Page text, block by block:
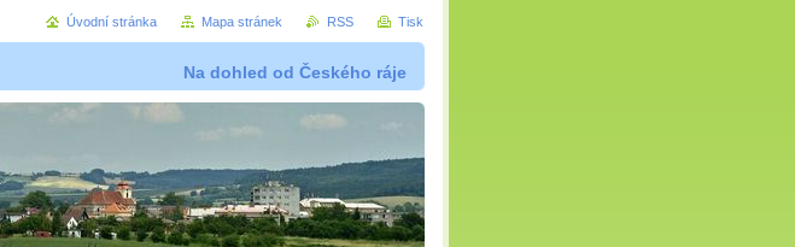
Na dohled od Českého ráje
Úvodní stránka Mapa stránek RSS Tisk